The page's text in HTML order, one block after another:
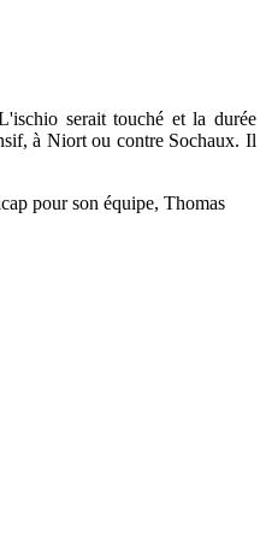
serait touché et la durée
à Niort ou contre Sochaux. Il
pour son équipe, Thomas